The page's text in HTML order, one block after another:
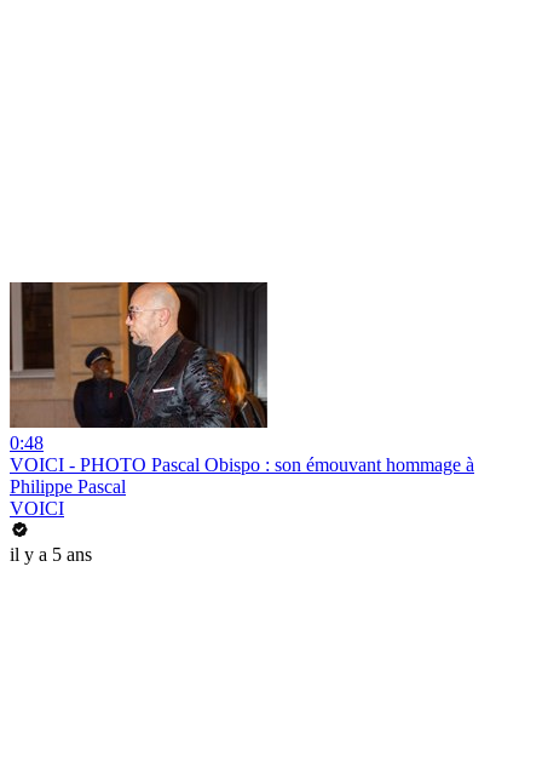
0:48
VOICI - PHOTO Pascal Obispo : son émouvant hommage à
Philippe Pascal
VOICI
il y a 5 ans